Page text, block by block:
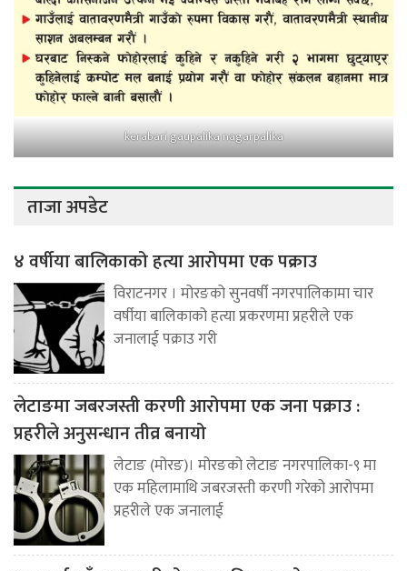
kerabari gaupalika nagarpalika
ताजा अपडेट
४ वर्षीया बालिकाको हत्या आरोपमा एक पक्राउ
विराटनगर । मोरङको सुनवर्षी नगरपालिकामा चार
वर्षीया बालिकाको हत्या प्रकरणमा प्रहरीले एक
जनालाई पक्राउ गरी
लेटाङमा जबरजस्ती करणी आरोपमा एक जना पक्राउ :
प्रहरीले अनुसन्धान तीव्र बनायो
लेटाङ (मोरङ)। मोरङको लेटाङ नगरपालिका-९ मा
एक महिलामाथि जबरजस्ती करणी गरेको आरोपमा
प्रहरीले एक जनालाई